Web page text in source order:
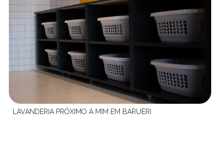
LAVANDERIA PRÓXIMO A MIM EM BARUERI